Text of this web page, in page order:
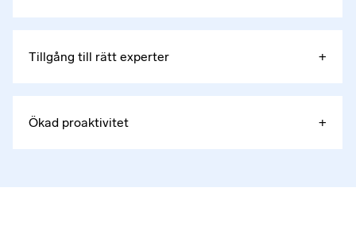
Tillgång till rätt experter +
Ökad proaktivitet +